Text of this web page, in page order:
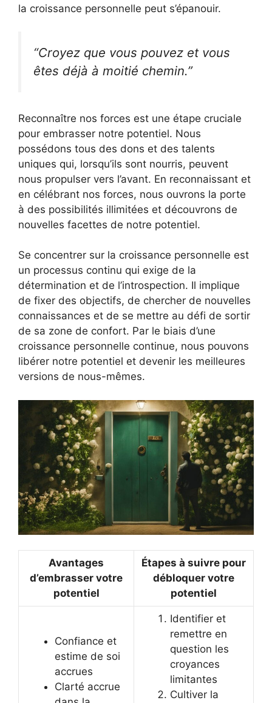
la croissance personnelle peut s’épanouir.
“Croyez que vous pouvez et vous
êtes déjà à moitié chemin.”
Reconnaître nos forces est une étape cruciale
pour embrasser notre potentiel. Nous
possédons tous des dons et des talents
uniques qui, lorsqu’ils sont nourris, peuvent
nous propulser vers l’avant. En reconnaissant et
en célébrant nos forces, nous ouvrons la porte
à des possibilités illimitées et découvrons de
nouvelles facettes de notre potentiel.
Se concentrer sur la croissance personnelle est
un processus continu qui exige de la
détermination et de l’introspection. Il implique
de fixer des objectifs, de chercher de nouvelles
connaissances et de se mettre au défi de sortir
de sa zone de confort. Par le biais d’une
croissance personnelle continue, nous pouvons
libérer notre potentiel et devenir les meilleures
versions de nous-mêmes.
Avantages
d’embrasser votre
potentiel
Étapes à suivre pour
débloquer votre
potentiel
Confiance et
estime de soi
accrues
Clarté accrue
Identifier et
remettre en
question les
croyances
limitantes
Cultiver la